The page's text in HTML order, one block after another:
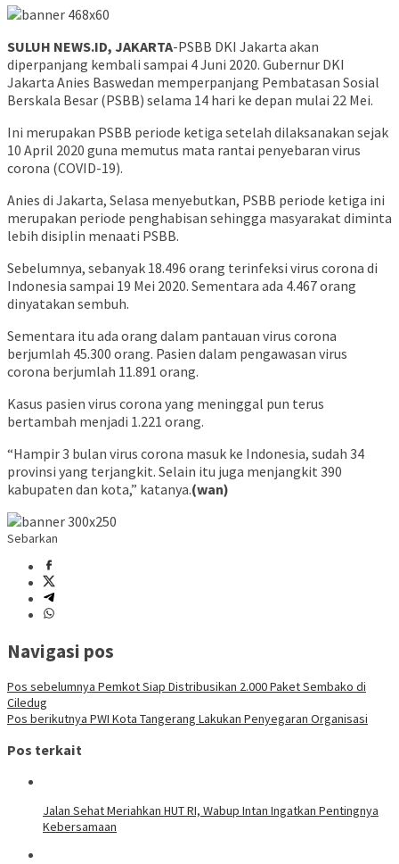
SULUH NEWS.ID, JAKARTA-PSBB DKI Jakarta akan
diperpanjang kembali sampai 4 Juni 2020. Gubernur DKI
Jakarta Anies Baswedan memperpanjang Pembatasan Sosial
Berskala Besar (PSBB) selama 14 hari ke depan mulai 22 Mei.
Ini merupakan PSBB periode ketiga setelah dilaksanakan sejak
10 April 2020 guna memutus mata rantai penyebaran virus
corona (COVID-19).
Anies di Jakarta, Selasa menyebutkan, PSBB periode ketiga ini
merupakan periode penghabisan sehingga masyarakat diminta
lebih disiplin menaati PSBB.
Sebelumnya, sebanyak 18.496 orang terinfeksi virus corona di
Indonesia sampai 19 Mei 2020. Sementara ada 4.467 orang
dinyatakan sembuh.
Sementara itu ada orang dalam pantauan virus corona
berjumlah 45.300 orang. Pasien dalam pengawasan virus
corona berjumlah 11.891 orang.
Kasus pasien virus corona yang meninggal pun terus
bertambah menjadi 1.221 orang.
“Hampir 3 bulan virus corona masuk ke Indonesia, sudah 34
provinsi yang terjangkit. Selain itu juga menjangkit 390
kabupaten dan kota,” katanya.(wan)
Sebarkan
Navigasi pos
Pos sebelumnya Pemkot Siap Distribusikan 2.000 Paket Sembako di
Ciledug
Pos berikutnya PWI Kota Tangerang Lakukan Penyegaran Organisasi
Pos terkait
Jalan Sehat Meriahkan HUT RI, Wabup Intan Ingatkan Pentingnya
Kebersamaan